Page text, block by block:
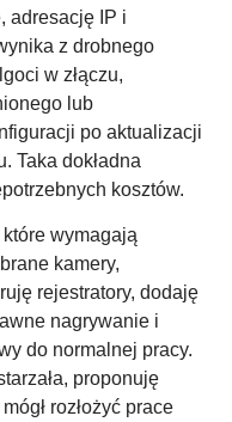
adresację IP i
z drobnego
w złączu,
lub
po aktualizacji
Taka dokładna
kosztów.
wymagają
kamery,
rejestratory, dodaję
nagrywanie i
do normalnej pracy.
proponuję
rozłożyć prace